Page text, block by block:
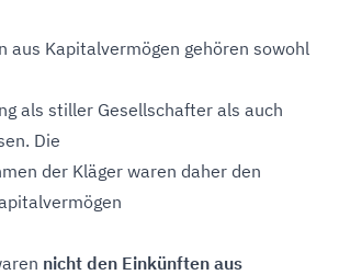
aus Kapitalvermögen gehören sowohl
als stiller Gesellschafter als auch
Die
der Kläger waren daher den
nicht den Einkünften aus